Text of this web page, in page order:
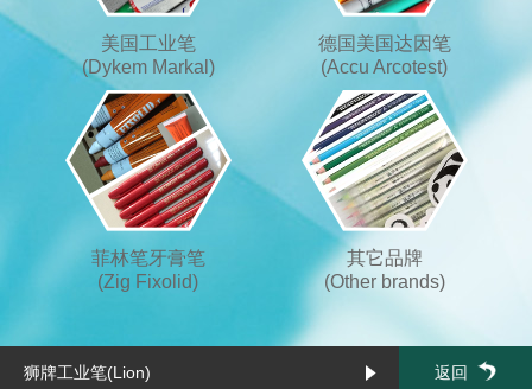
美国工业笔
(Dykem Markal)
德国美国达因笔
(Accu Arcotest)
菲林笔牙膏笔
(Zig Fixolid)
其它品牌
(Other brands)
狮牌工业笔(Lion) 返回